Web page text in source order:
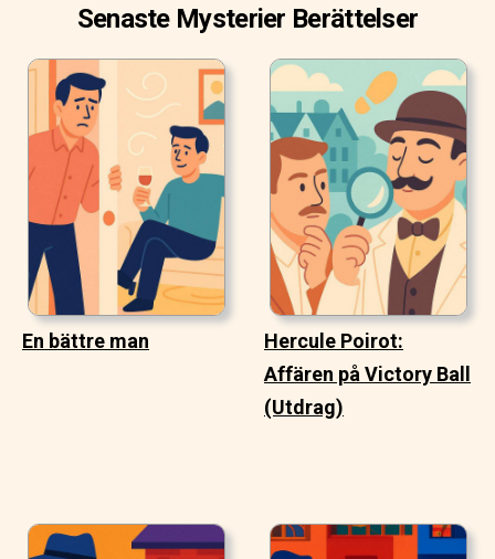
Senaste Mysterier Berättelser
En bättre man
Hercule Poirot:
Affären på Victory Ball
(Utdrag)